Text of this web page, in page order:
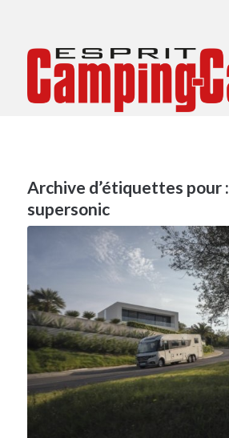
Archive d’étiquettes pour :
supersonic